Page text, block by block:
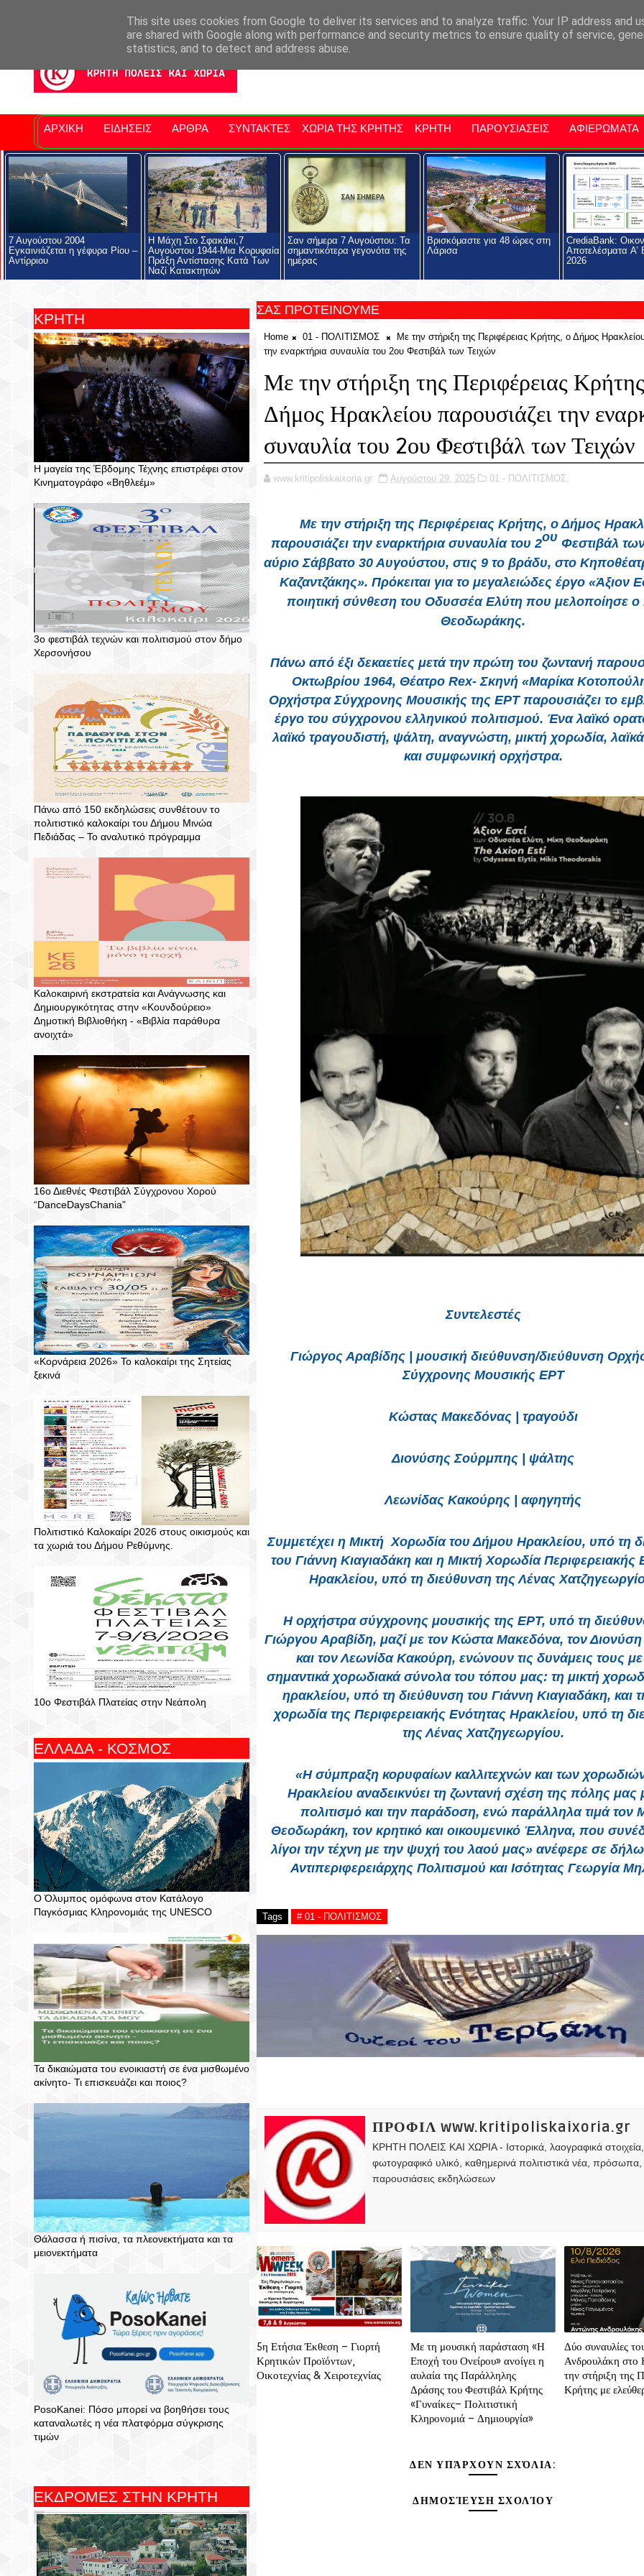
Νομός Λασιθίου Αγαπάμε Ρέθυμνο Επαρχία Μαλεβιζίου Εκδηλώσεις Στην Κρήτη Kriti Traveller
ΑΡΧΙΚΗ ΕΙΔΗΣΕΙΣ ΑΡΘΡΑ ΣΥΝΤΑΚΤΕΣ ΧΩΡΙΑ ΤΗΣ ΚΡΗΤΗΣ ΚΡΗΤΗ ΠΑΡΟΥΣΙΑΣΕΙΣ ΑΦΙΕΡΩΜΑΤΑ
7 Αυγούστου 2004
Εγκαινιάζεται η γέφυρα Ρίου –
Αντίρριου
Η Μάχη Στο Σφακάκι,7
Αυγούστου 1944-Μια Κορυφαία
Πράξη Αντίστασης Κατά Των
Ναζί Κατακτητών
Σαν σήμερα 7 Αυγούστου: Τα
σημαντικότερα γεγονότα της
ημέρας
Βρισκόμαστε για 48 ώρες στη
Λάρισα
CrediaBank:
Αποτελέσματα A’
2026
ΚΡΗΤΗ
Η μαγεία της Έβδομης Τέχνης επιστρέφει στον
Κινηματογράφο «Βηθλεέμ»
3ο φεστιβάλ τεχνών και πολιτισμού στον δήμο
Χερσονήσου
Πάνω από 150 εκδηλώσεις συνθέτουν το
πολιτιστικό καλοκαίρι του Δήμου Μινώα
Πεδιάδας – To αναλυτικό πρόγραμμα
Καλοκαιρινή εκστρατεία και Ανάγνωσης και
Δημιουργικότητας στην «Κουνδούρειο»
Δημοτική Βιβλιοθήκη - «Βιβλία παράθυρα
ανοιχτά»
16ο Διεθνές Φεστιβάλ Σύγχρονου Χορού
“DanceDaysChania”
«Κορνάρεια 2026» Το καλοκαίρι της Σητείας
ξεκινά
Πολιτιστικό Καλοκαίρι 2026 στους οικισμούς και
τα χωριά του Δήμου Ρεθύμνης.
10ο Φεστιβάλ Πλατείας στην Νεάπολη
ΕΛΛΑΔΑ - ΚΟΣΜΟΣ
Ο Όλυμπος ομόφωνα στον Κατάλογο
Παγκόσμιας Κληρονομιάς της UNESCO
Τα δικαιώματα του ενοικιαστή σε ένα μισθωμένο
ακίνητο- Τι επισκευάζει και ποιος?
Θάλασσα ή πισίνα, τα πλεονεκτήματα και τα
μειονεκτήματα
PosoKanei: Πόσο μπορεί να βοηθήσει τους
καταναλωτές η νέα πλατφόρμα σύγκρισης
τιμών
ΕΚΔΡΟΜΕΣ ΣΤΗΝ ΚΡΗΤΗ
ΣΑΣ ΠΡΟΤΕΙΝΟΥΜΕ
Home 01 - ΠΟΛΙΤΙΣΜΟΣ
Με την στήριξη της Περιφέρειας Κρήτης, ο Δήμος
την εναρκτήρια συναυλία του 2ου Φεστιβάλ των Τειχών
Με την στήριξη της Περιφέρειας
Δήμος Ηρακλείου παρουσιάζει την
συναυλία του 2ου Φεστιβάλ των Τειχών
www.kritipoliskaixoria.gr Αυγούστου 29, 2025 01 - ΠΟΛΙΤΙΣΜΟΣ,
Με την στήριξη της Περιφέρειας Κρήτης, ο Δήμος
παρουσιάζει την εναρκτήρια συναυλία του 2ου Φεστιβάλ
αύριο Σάββατο 30 Αυγούστου, στις 9 το βράδυ, στο
Καζαντζάκης». Πρόκειται για το μεγαλειώδες έργο «Άξιον
ποιητική σύνθεση του Οδυσσέα Ελύτη που μελοποίησε ο
Θεοδωράκης.
Πάνω από έξι δεκαετίες μετά την πρώτη του ζωντανή
Οκτωβρίου 1964, Θέατρο Rex- Σκηνή «Μαρίκα
Ορχήστρα Σύγχρονης Μουσικής της ΕΡΤ παρουσιάζει το
έργο του σύγχρονου ελληνικού πολιτισμού. Ένα λαϊκό
λαϊκό τραγουδιστή, ψάλτη, αναγνώστη, μικτή χορωδία,
και συμφωνική ορχήστρα.
Συντελεστές
Γιώργος Αραβίδης | μουσική διεύθυνση/διεύθυνση
Σύγχρονης Μουσικής ΕΡΤ
Κώστας Μακεδόνας | τραγούδι
Διονύσης Σούρμπης | ψάλτης
Λεωνίδας Κακούρης | αφηγητής
Συμμετέχει η Μικτή Χορωδία του Δήμου Ηρακλείου, υπό τη
του Γιάννη Κιαγιαδάκη και η Μικτή Χορωδία Περιφερειακής
Ηρακλείου, υπό τη διεύθυνση της Λένας
Η ορχήστρα σύγχρονης μουσικής της ΕΡΤ, υπό τη
Γιώργου Αραβίδη, μαζί με τον Κώστα Μακεδόνα, τον
και τον Λεωνίδα Κακούρη, ενώνουν τις δυνάμεις τους
σημαντικά χορωδιακά σύνολα του τόπου μας: τη μικτή
ηρακλείου, υπό τη διεύθυνση του Γιάννη Κιαγιαδάκη, και
χορωδία της Περιφερειακής Ενότητας Ηρακλείου, υπό τη
της Λένας Χατζηγεωργίου.
«Η σύμπραξη κορυφαίων καλλιτεχνών και των
Ηρακλείου αναδεικνύει τη ζωντανή σχέση της πόλης μας
πολιτισμό και την παράδοση, ενώ παράλληλα τιμά τον
Θεοδωράκη, τον κρητικό και οικουμενικό Έλληνα, που
λίγοι την τέχνη με την ψυχή του λαού μας» ανέφερε σε
Αντιπεριφερειάρχης Πολιτισμού και Ισότητας Γεωργία
Tags # 01 - ΠΟΛΙΤΙΣΜΟΣ
ΠΡΟΦΙΛ www.kritipoliskaixoria.gr
ΚΡΗΤΗ ΠΟΛΕΙΣ ΚΑΙ ΧΩΡΙΑ - Ιστορικά, λαογραφικά
φωτογραφικό υλικό, καθημερινά πολιτιστικά νέα, πρόσωπα,
παρουσιάσεις εκδηλώσεων
5η Ετήσια Έκθεση – Γιορτή
Κρητικών Προϊόντων,
Οικοτεχνίας & Χειροτεχνίας
Με τη μουσική παράσταση «Η
Εποχή του Ονείρου» ανοίγει η
αυλαία της Παράλληλης
Δράσης του Φεστιβάλ Κρήτης
«Γυναίκες– Πολιτιστική
Κληρονομιά – Δημιουργία»
Δύο συναυλίες
Ανδρουλάκη στο
την στήριξη της
Κρήτης με
ΔΕΝ ΥΠΆΡΧΟΥΝ ΣΧΌΛΙΑ:
ΔΗΜΟΣΊΕΥΣΗ ΣΧΟΛΊΟΥ
This site uses cookies from Google to deliver its services and to analyze traffic. Your IP address and
are shared with Google along with performance and security metrics to ensure quality of service,
statistics, and to detect and address abuse.